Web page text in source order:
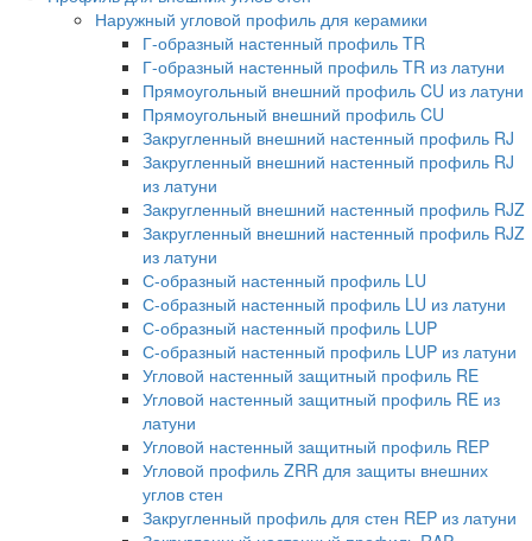
Наружный угловой профиль для керамики
Г-образный настенный профиль TR
Г-образный настенный профиль TR из латуни
Прямоугольный внешний профиль CU из латуни
Прямоугольный внешний профиль CU
Закругленный внешний настенный профиль RJ
Закругленный внешний настенный профиль RJ
из латуни
Закругленный внешний настенный профиль RJZ
Закругленный внешний настенный профиль RJZ
из латуни
С-образный настенный профиль LU
С-образный настенный профиль LU из латуни
С-образный настенный профиль LUP
С-образный настенный профиль LUP из латуни
Угловой настенный защитный профиль RE
Угловой настенный защитный профиль RE из
латуни
Угловой настенный защитный профиль REP
Угловой профиль ZRR для защиты внешних
углов стен
Закругленный профиль для стен REP из латуни